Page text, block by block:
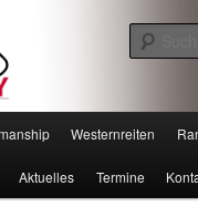
Horsemanship
Westernreiten
Aktuelles Termine